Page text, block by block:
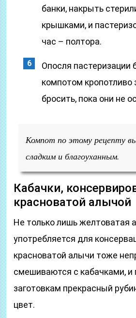
банки, накрыть
крышками, и
час – полтора.
Опосля пастеризации
компотом кропотливо
бросить, пока они не
Компот по этому рецепту
сладким и благоуханным.
Кабачки,
красноватой алычой
Не только лишь желтоватая
употребляется для
красноватой алычи тоже
смешиваются с кабачками, и
заготовкам прекрасный
цвет.